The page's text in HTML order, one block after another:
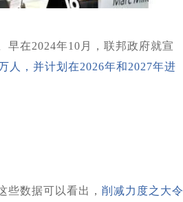
早在2024年10月，联邦政府就宣
人，并计划在2026年和2027年进
些数据可以看出， 削减力度之大令